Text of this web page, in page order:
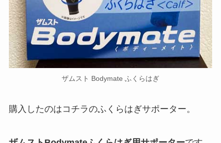
ザムスト Bodymate ふくらはぎ
購入したのはコチラのふくらはぎサポーター。